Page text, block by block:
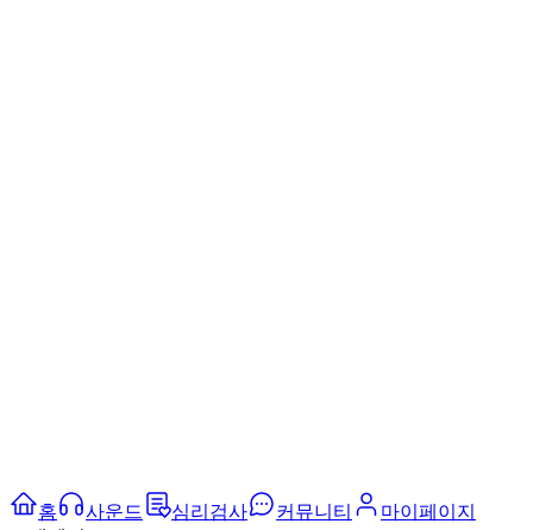
홈 사운드 심리검사 커뮤니티
마이페이지